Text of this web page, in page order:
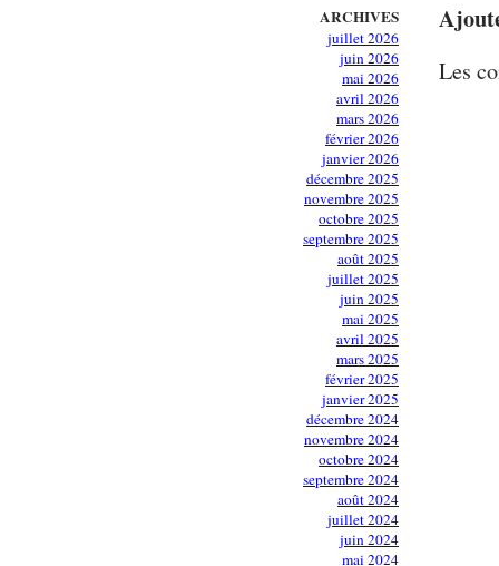
ARCHIVES
juillet 2026
juin 2026
mai 2026
avril 2026
mars 2026
février 2026
janvier 2026
décembre 2025
novembre 2025
octobre 2025
septembre 2025
août 2025
juillet 2025
juin 2025
mai 2025
avril 2025
mars 2025
février 2025
janvier 2025
décembre 2024
novembre 2024
octobre 2024
septembre 2024
août 2024
juillet 2024
juin 2024
mai 2024
Les